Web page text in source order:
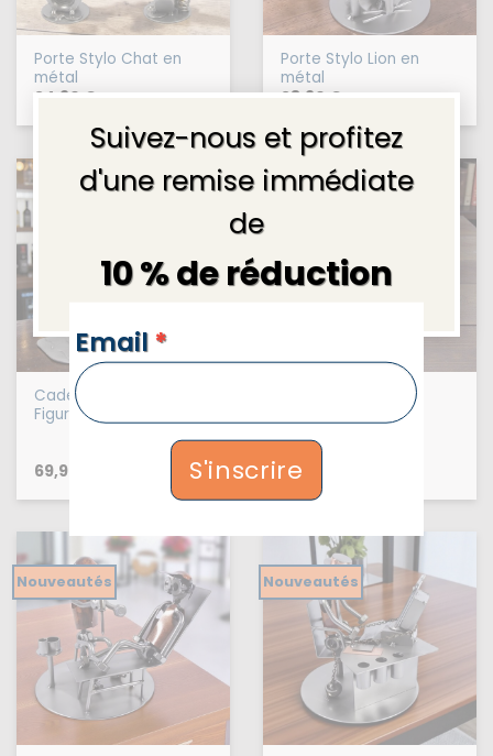
Suivez-nous et profitez
d'une remise immédiate
de
10 % de réduction
NEWSLETTERS
Email *
S'inscrire
Porte Stylo Chat en
métal
24,90 €
Porte Stylo Lion en
métal
28,90 €
Cadeau natation –
Figurine nageur
69,90
Passionné d’Aviron
67,90
Nouveautés Nouveautés